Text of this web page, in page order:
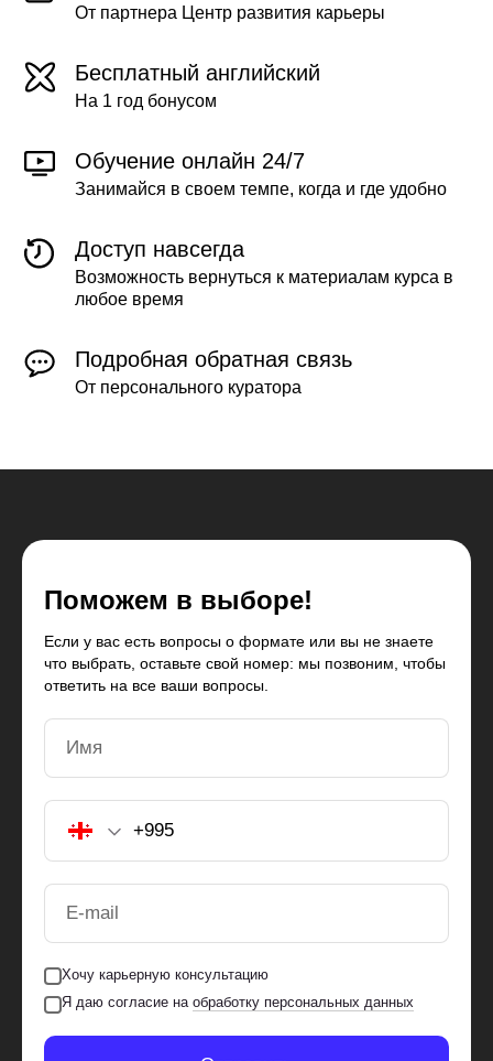
От партнера Центр развития карьеры
Бесплатный английский
На 1 год бонусом
Обучение онлайн 24/7
Занимайся в своем темпе, когда и где удобно
Доступ навсегда
Возможность вернуться к материалам курса в
любое время
Подробная обратная связь
От персонального куратора
Поможем в выборе!
Если у вас есть вопросы о формате или вы не знаете
что выбрать, оставьте свой номер: мы позвоним, чтобы
ответить на все ваши вопросы.
Имя
E-mail
Хочу карьерную консультацию
Я даю согласие на обработку персональных данных